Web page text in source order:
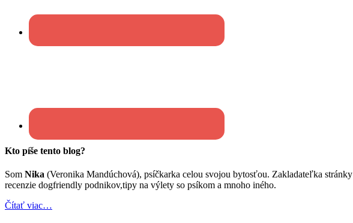
Kto píše tento blog?
Som Nika (Veronika Mandúchová), psíčkarka celou svojou bytosťou. Zakladateľka stránky
recenzie dogfriendly podnikov,tipy na výlety so psíkom a mnoho iného.
Čítať viac…